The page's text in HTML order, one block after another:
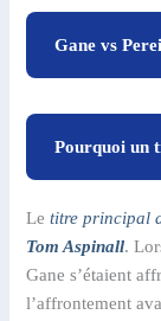
Gane vs
Pourquoi un
Le titre principal
Tom Aspinall.
Gane s’étaient
l’affrontement